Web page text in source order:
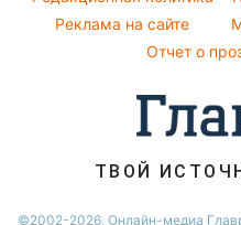
Новости Черкассы
Новости Тернополя
Новости Житомира
Новости Запорожья
Все о шоу-бизнесе
Реклама на сайте
Отчет о
ТВОЙ
©2002-2026, Онлайн-медиа